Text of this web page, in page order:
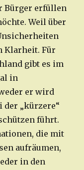
Bürger erfüllen
Weil über
Klarheit. Für
gibt es im
in
er wird
der „kürzere“
führt.
die mit
aufräumen,
in den